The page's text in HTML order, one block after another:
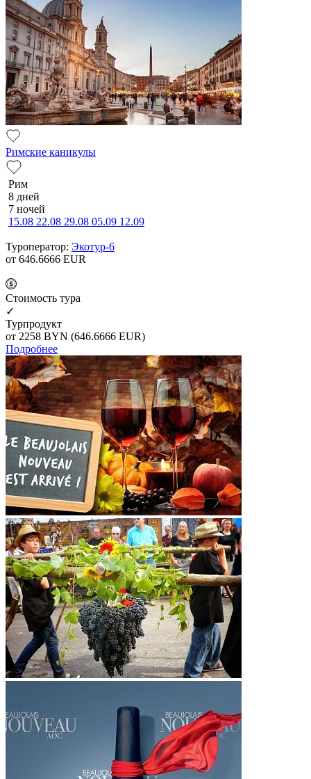
Римские каникулы
Рим
8 дней
7 ночей
15.08 22.08 29.08 05.09 12.09
Туроператор: Экотур-6
от 646.6666 EUR
Cтоимость тура
✓
Турпродукт
от 2258 BYN (646.6666 EUR)
Подробнее